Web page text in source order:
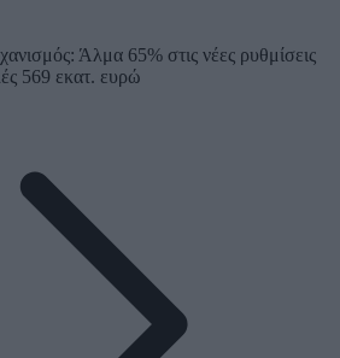
Άλμα 65% στις νέες ρυθμίσεις
569 εκατ. ευρώ